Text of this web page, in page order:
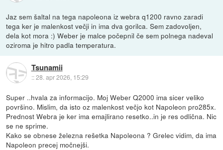
Jaz sem šaltal na tega napoleona iz webra q1200 ravno zaradi
tega ker je malenkost večji in ima dva gorilca. Sem zadovoljen,
dela kot mora :) Weber je malce počepnil če sem polnega nadeval
oziroma je hitro padla temperatura.
Tsunamii
::28. apr 2026, 15:29
Super ..hvala za informacijo. Moj Weber Q2000 ima sicer veliko
površino. Mislim, da isto oz malenkost večjo kot Napoleon pro285x.
Prednost Webra je ker ima emajlirano resetko..in je res odlična. Nic
se ne sprime.
Kako se obnese železna rešetka Napoleona ? Grelec vidim, da ima
Napoleon precej močnejši.